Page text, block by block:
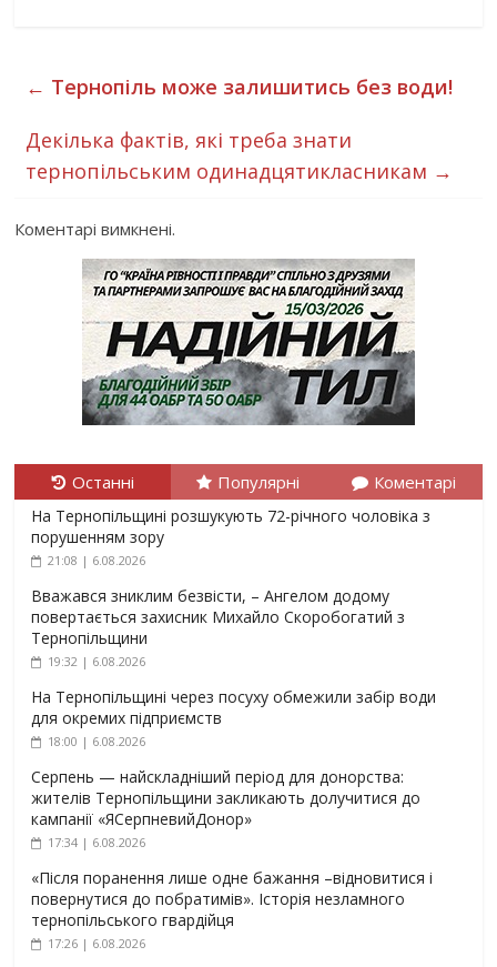
← Тернопіль може залишитись без води!
Декілька фактів, які треба знати
тернопільським одинадцятикласникам →
Коментарі вимкнені.
Останні Популярні Коментарі
На Тернопільщині розшукують 72-річного чоловіка з
порушенням зору
21:08 | 6.08.2026
Вважався зниклим безвісти, – Ангелом додому
повертається захисник Михайло Скоробогатий з
Тернопільщини
19:32 | 6.08.2026
На Тернопільщині через посуху обмежили забір води
для окремих підприємств
18:00 | 6.08.2026
Серпень — найскладніший період для донорства:
жителів Тернопільщини закликають долучитися до
кампанії «ЯСерпневийДонор»
17:34 | 6.08.2026
«Після поранення лише одне бажання –відновитися і
повернутися до побратимів». Історія незламного
тернопільського гвардійця
17:26 | 6.08.2026